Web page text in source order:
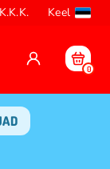
K.K.K. Keel
0